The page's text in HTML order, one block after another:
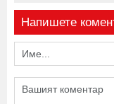
Напишете